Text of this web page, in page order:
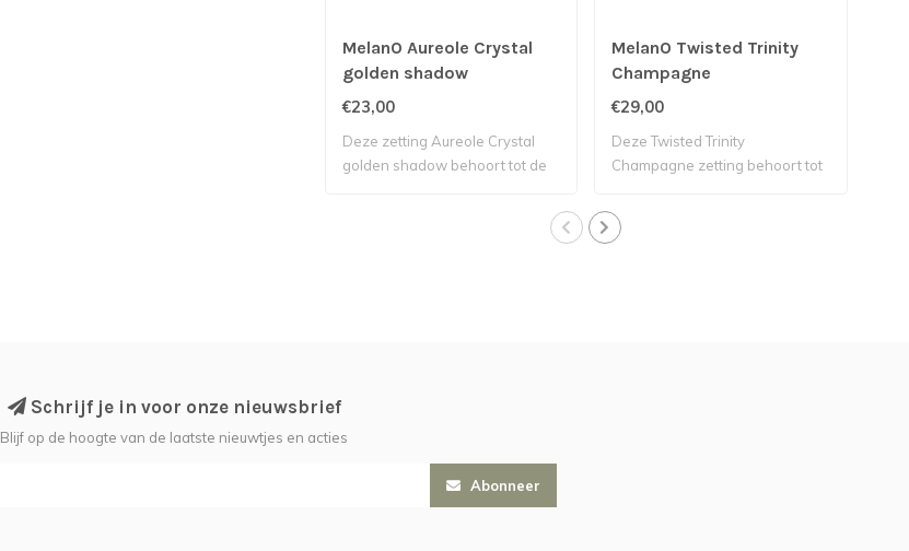
MelanO Aureole Crystal
golden shadow
€23,00
Deze zetting Aureole Crystal
golden shadow behoort tot de
MelanO Twisted Trinity
Champagne
€29,00
Deze Twisted Trinity
Champagne zetting behoort tot
Schrijf je in voor onze nieuwsbrief
Blijf op de hoogte van de laatste nieuwtjes en acties
Abonneer